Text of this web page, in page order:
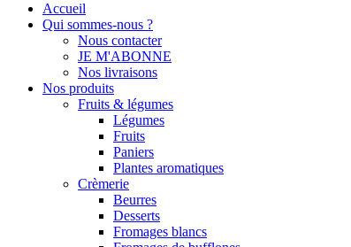
Accueil
Qui sommes-nous ?
Nous contacter
JE M'ABONNE
Nos livraisons
Nos produits
Fruits & légumes
Légumes
Fruits
Paniers
Plantes aromatiques
Crèmerie
Beurres
Desserts
Fromages blancs